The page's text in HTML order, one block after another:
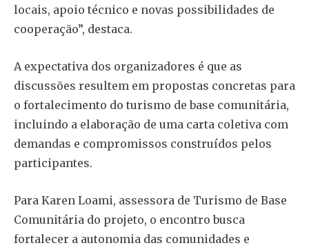
locais, apoio técnico e novas possibilidades de
cooperação”, destaca.
A expectativa dos organizadores é que as
discussões resultem em propostas concretas para
o fortalecimento do turismo de base comunitária,
incluindo a elaboração de uma carta coletiva com
demandas e compromissos construídos pelos
participantes.
Para Karen Loami, assessora de Turismo de Base
Comunitária do projeto, o encontro busca
fortalecer a autonomia das comunidades e